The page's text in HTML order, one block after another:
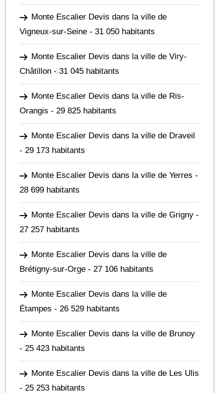
Monte Escalier Devis dans la ville de
Vigneux-sur-Seine - 31 050 habitants
Monte Escalier Devis dans la ville de Viry-
Châtillon - 31 045 habitants
Monte Escalier Devis dans la ville de Ris-
Orangis - 29 825 habitants
Monte Escalier Devis dans la ville de Draveil
- 29 173 habitants
Monte Escalier Devis dans la ville de Yerres -
28 699 habitants
Monte Escalier Devis dans la ville de Grigny -
27 257 habitants
Monte Escalier Devis dans la ville de
Brétigny-sur-Orge - 27 106 habitants
Monte Escalier Devis dans la ville de
Étampes - 26 529 habitants
Monte Escalier Devis dans la ville de Brunoy
- 25 423 habitants
Monte Escalier Devis dans la ville de Les Ulis
- 25 253 habitants